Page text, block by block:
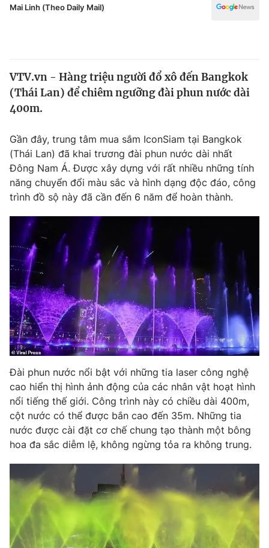
Thế giới
Thế giới đó đây
Câu chuyện quốc tế
Kinh tế
Tài chính
Thị trường
Dữ liệu và đời sống
Phim VTV
Hậu trường
Nhân vật
Khán giả
Giải sao mai
Giải trí
Điện ảnh
Âm nhạc
Sao
Đời sống
Du lịch
Làm đẹp
Chất lượng cuộc sống
Giáo dục
Tuyển sinh
Công nghệ
Hitech Công nghệ tương lai
Sản phẩm
Thị trường
Tư vấn
Giao lưu trực tuyến
Lịch phát sóng
Chuyên mục khác
Emagazine Podcast
Photo
Y tế
Mai Linh (Theo Daily Mail)
VTV.vn - Hàng triệu người đổ xô đến Bangkok
(Thái Lan) để chiêm ngưỡng đài phun nước dài
400m.
Gần đây, trung tâm mua sắm IconSiam tại Bangkok
(Thái Lan) đã khai trương đài phun nước dài nhất
Đông Nam Á. Được xây dựng với rất nhiều những tính
năng chuyển đổi màu sắc và hình dạng độc đáo, công
trình đồ sộ này đã cần đến 6 năm để hoàn thành.
Đài phun nước nổi bật với những tia laser công nghệ
cao hiển thị hình ảnh động của các nhân vật hoạt hình
nổi tiếng thế giới. Công trình này có chiều dài 400m,
cột nước có thể được bắn cao đến 35m. Những tia
nước được cài đặt cơ chế chung tạo thành một bông
hoa đa sắc diễm lệ, không ngừng tỏa ra không trung.